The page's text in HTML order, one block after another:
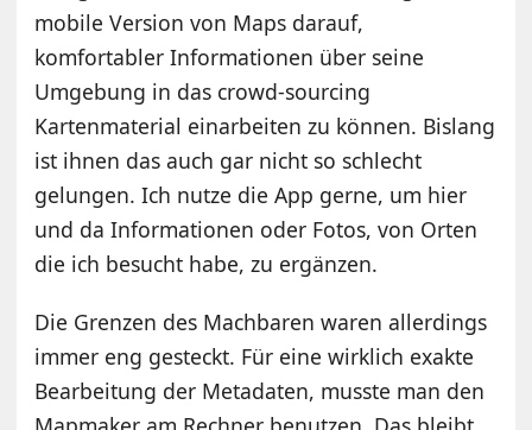
mobile Version von Maps darauf,
komfortabler Informationen über seine
Umgebung in das crowd-sourcing
Kartenmaterial einarbeiten zu können. Bislang
ist ihnen das auch gar nicht so schlecht
gelungen. Ich nutze die App gerne, um hier
und da Informationen oder Fotos, von Orten
die ich besucht habe, zu ergänzen.
Die Grenzen des Machbaren waren allerdings
immer eng gesteckt. Für eine wirklich exakte
Bearbeitung der Metadaten, musste man den